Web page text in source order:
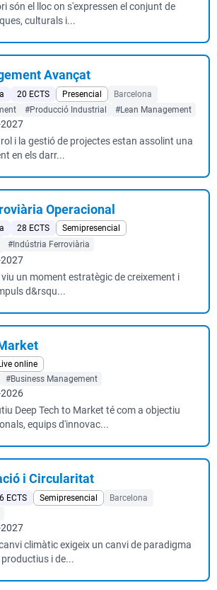
són el lloc on s'expressen el conjunt de
culturals i...
Avançat
20 ECTS Presencial
Barcelona
#Producció Industrial #Lean Management
i la gestió de projectes estan assolint una
en els darr...
Operacional
28 ECTS
Semipresencial
#Indústria Ferroviària
un moment estratègic de creixement i
d&rsqu...
online
#Business Management
Deep Tech to Market té com a objectiu
equips d'innovac...
i Circularitat
6 ECTS Semipresencial
Barcelona
climàtic exigeix un canvi de paradigma
i de...